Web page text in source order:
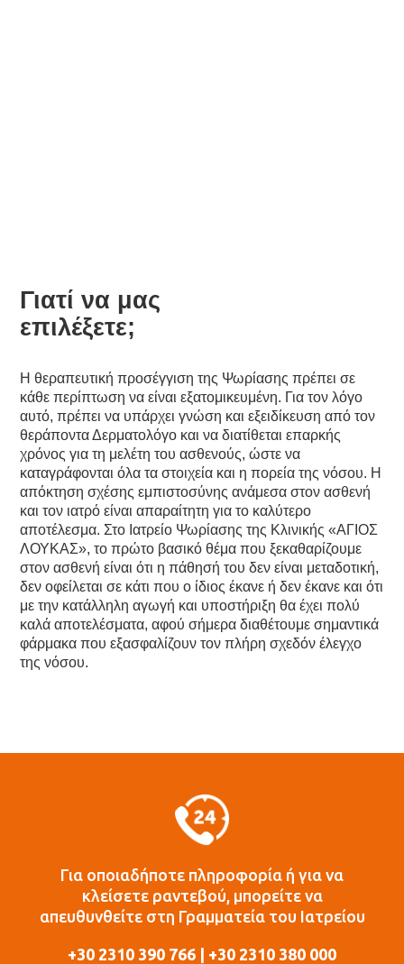
Γιατί να μας
επιλέξετε;
Η θεραπευτική προσέγγιση της Ψωρίασης πρέπει σε
κάθε περίπτωση να είναι εξατομικευμένη. Για τον λόγο
αυτό, πρέπει να υπάρχει γνώση και εξειδίκευση από τον
θεράποντα Δερματολόγο και να διατίθεται επαρκής
χρόνος για τη μελέτη του ασθενούς, ώστε να
καταγράφονται όλα τα στοιχεία και η πορεία της νόσου. Η
απόκτηση σχέσης εμπιστοσύνης ανάμεσα στον ασθενή
και τον ιατρό είναι απαραίτητη για το καλύτερο
αποτέλεσμα. Στο Ιατρείο Ψωρίασης της Κλινικής «ΑΓΙΟΣ
ΛΟΥΚΑΣ», το πρώτο βασικό θέμα που ξεκαθαρίζουμε
στον ασθενή είναι ότι η πάθησή του δεν είναι μεταδοτική,
δεν οφείλεται σε κάτι που ο ίδιος έκανε ή δεν έκανε και ότι
με την κατάλληλη αγωγή και υποστήριξη θα έχει πολύ
καλά αποτελέσματα, αφού σήμερα διαθέτουμε σημαντικά
φάρμακα που εξασφαλίζουν τον πλήρη σχεδόν έλεγχο
της νόσου.
Για οποιαδήποτε πληροφορία ή για να
κλείσετε ραντεβού, μπορείτε να
απευθυνθείτε στη Γραμματεία του Ιατρείου
+30 2310 390 766 | +30 2310 380 000